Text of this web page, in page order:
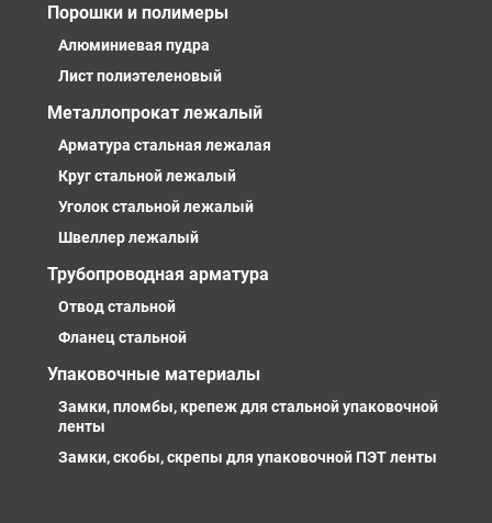
Порошки и полимеры
Алюминиевая пудра
Лист полиэтеленовый
Металлопрокат лежалый
Арматура стальная лежалая
Круг стальной лежалый
Уголок стальной лежалый
Швеллер лежалый
Трубопроводная арматура
Отвод стальной
Фланец стальной
Упаковочные материалы
Замки, пломбы, крепеж для стальной упаковочной
ленты
Замки, скобы, скрепы для упаковочной ПЭТ ленты